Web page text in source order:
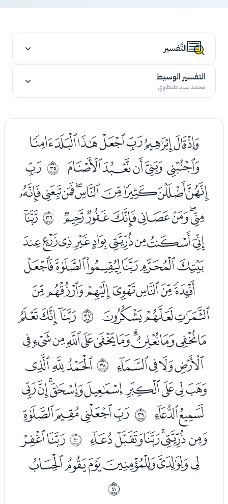
التَّفسير
التفسير الوسيط
محمد سيد طنطاوي
ﭣﭤﭥﭦﭧﭨﭩﭪ
ﭫﭬﭭﭮﭯ ﰢ ﭱ
ﭲﭳﭴﭵﭶﭷﭸﭹﭺ
ﭻﭼﭽﭾﭿﮀﮁ ﰣﮃ
ﮄﮅﮆﮇﮈﮉﮊﮋﮌ
ﮍﮎﮏﮐﮑﮒ
ﮓﮔﮕﮖﮗﮘﮙ
ﮚﮛﮜ ﰤ ﮞﮟﮠ
ﮡﮢﮣﮤﮥﮦﮧﮨﮩﮪﮫﮬ
ﮭﮮﮯﮰ ﰥﯓﯔﯕ
ﯖﯗﯘﯙﯚﯛﯜﯝﯞ
ﯟﯠ ﰦ ﯢﯣﯤﯥ
ﯦﯧﯨﯩﯪﯫ ﰧﯭﯮ
ﯯﯰﯱﯲﯳﯴ
ﰨ